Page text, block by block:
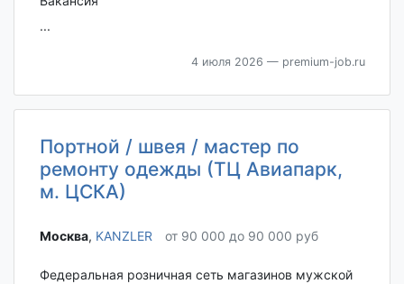
...
4 июля 2026 — premium-job.ru
Портной / швея / мастер по
ремонту одежды (ТЦ Авиапарк,
м. ЦСКА)
Москва‎, KANZLER от 90 000 до 90 000 руб
Федеральная розничная сеть магазинов мужской